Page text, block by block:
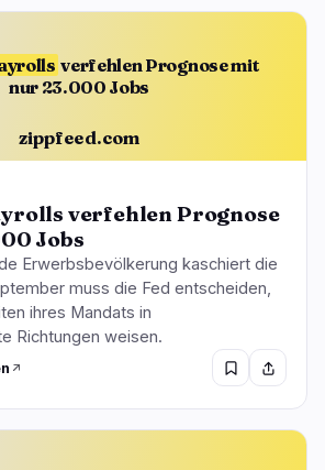
verfehlen Prognose mit
nur 23.000 Jobs
zippfeed.com
verfehlen Prognose
Jobs
Erwerbsbevölkerung kaschiert die
muss die Fed entscheiden,
ihres Mandats in
Richtungen weisen.